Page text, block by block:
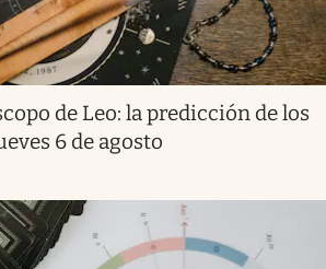
de Leo: la predicción de los
6 de agosto